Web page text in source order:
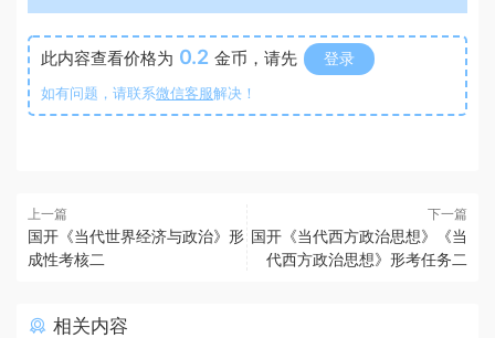
此内容查看价格为 0.2 金币，请先 登录
如有问题，请联系微信客服解决！
上一篇
国开《当代世界经济与政治》形
成性考核二
下一篇
国开《当代西方政治思想》《当
代西方政治思想》形考任务二
相关内容